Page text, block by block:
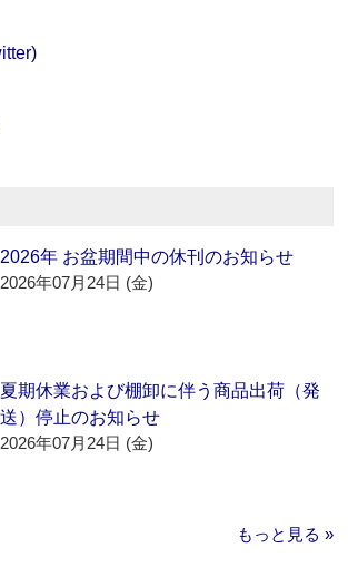
2026年 お盆期間中の休刊のお知らせ
2026年07月24日 (金)
夏期休業および棚卸に伴う商品出荷（発
送）停止のお知らせ
2026年07月24日 (金)
もっと見る »